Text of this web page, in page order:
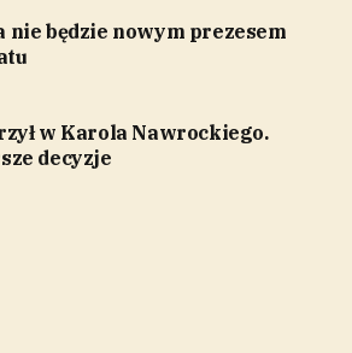
nie będzie nowym prezesem
w Karola Nawrockiego.
decyzje